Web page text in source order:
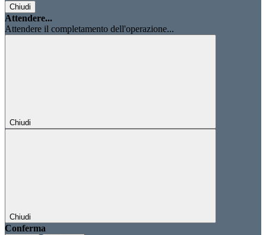
Chiudi
Attendere...
Attendere il completamento dell'operazione...
Chiudi
Chiudi
Conferma